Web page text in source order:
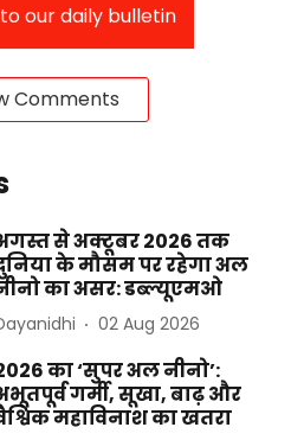
our daily bulletin
Comments
से अक्टूबर 2026 तक
के मौसम पर रहेगा अल
का असर: डब्ल्यूएमओ
02 Aug 2026
का ‘सुपर अल नीनो’:
गर्मी, सूखा, बाढ़ और
महाविनाश का खतरा